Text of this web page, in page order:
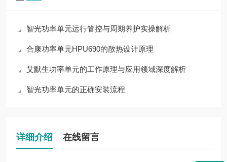
智光功率单元运行管控与周期养护实操解析
合康功率单元HPU690的散热设计原理
艾默生功率单元的工作原理与应用领域深度解析
智光功率单元的正确安装流程
详细介绍 在线留言